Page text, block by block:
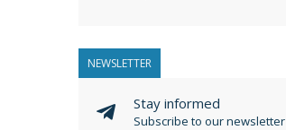
NEWSLETTER
Stay informed
Subscribe to our newsletter